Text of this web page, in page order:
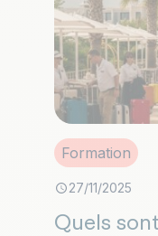
Formation
27/11/2025
Quels